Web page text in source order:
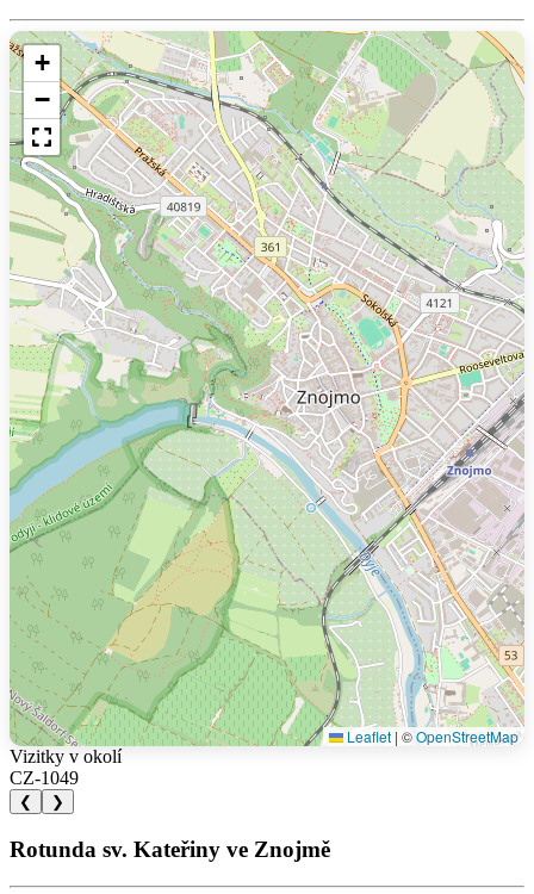
+
−
Leaflet | ©OpenStreetMap
Vizitky v okolí
CZ-1049
❮ ❯
Rotunda sv. Kateřiny ve Znojmě